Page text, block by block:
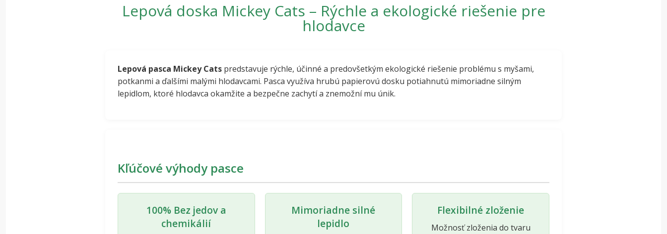
Lepová doska Mickey Cats – Rýchle a ekologické riešenie pre
hlodavce
Lepová pasca Mickey Cats predstavuje rýchle, účinné a predovšetkým ekologické riešenie problému s myšami,
potkanmi a ďalšími malými hlodavcami. Pasca využíva hrubú papierovú dosku potiahnutú mimoriadne silným
lepidlom, ktoré hlodavca okamžite a bezpečne zachytí a znemožní mu únik.
Kľúčové výhody pasce
100% Bez jedov a
chemikálií
Mimoriadne silné
lepidlo
Flexibilné zloženie
Možnosť zloženia do tvaru